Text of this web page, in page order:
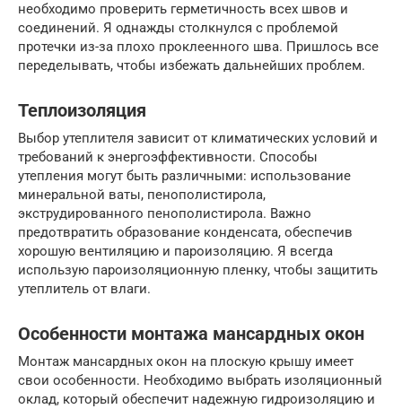
необходимо проверить герметичность всех швов и
соединений. Я однажды столкнулся с проблемой
протечки из-за плохо проклеенного шва. Пришлось все
переделывать, чтобы избежать дальнейших проблем.
Теплоизоляция
Выбор утеплителя зависит от климатических условий и
требований к энергоэффективности. Способы
утепления могут быть различными: использование
минеральной ваты, пенополистирола,
экструдированного пенополистирола. Важно
предотвратить образование конденсата, обеспечив
хорошую вентиляцию и пароизоляцию. Я всегда
использую пароизоляционную пленку, чтобы защитить
утеплитель от влаги.
Особенности монтажа мансардных окон
Монтаж мансардных окон на плоскую крышу имеет
свои особенности. Необходимо выбрать изоляционный
оклад, который обеспечит надежную гидроизоляцию и